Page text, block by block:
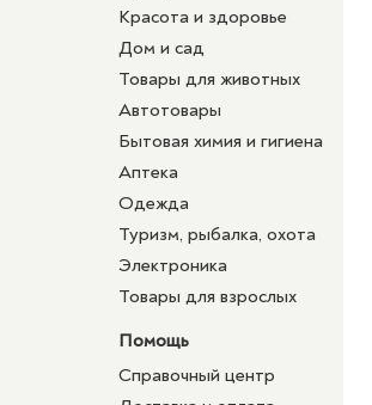
Красота и здоровье
Дом и сад
Товары для животных
Автотовары
Бытовая химия и гигиена
Аптека
Одежда
Туризм, рыбалка, охота
Электроника
Товары для взрослых
Помощь
Справочный центр